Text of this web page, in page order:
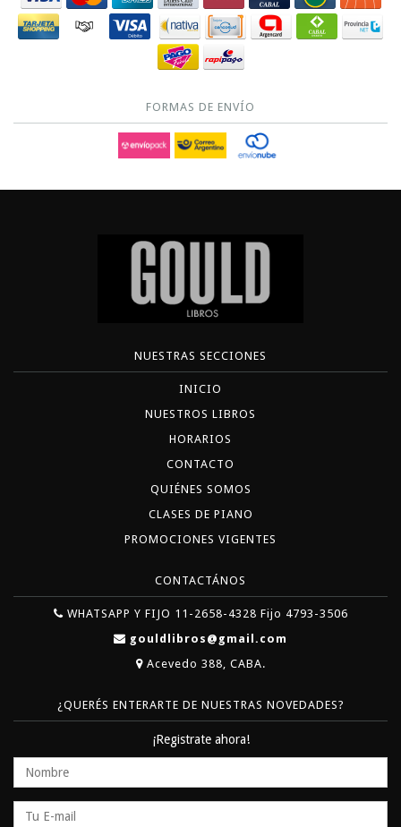
FORMAS DE ENVÍO
NUESTRAS SECCIONES
INICIO
NUESTROS LIBROS
HORARIOS
CONTACTO
QUIÉNES SOMOS
CLASES DE PIANO
PROMOCIONES VIGENTES
CONTACTÁNOS
WHATSAPP Y FIJO 11-2658-4328 Fijo 4793-3506
gouldlibros@gmail.com
Acevedo 388, CABA.
¿QUERÉS ENTERARTE DE NUESTRAS NOVEDADES?
¡Registrate ahora!